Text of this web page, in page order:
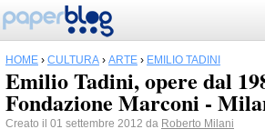
HOME › CULTURA › ARTE › EMILIO TADINI
Emilio Tadini, opere dal
Fondazione Marconi -
Creato il 01 settembre 2012 da Roberto Milani